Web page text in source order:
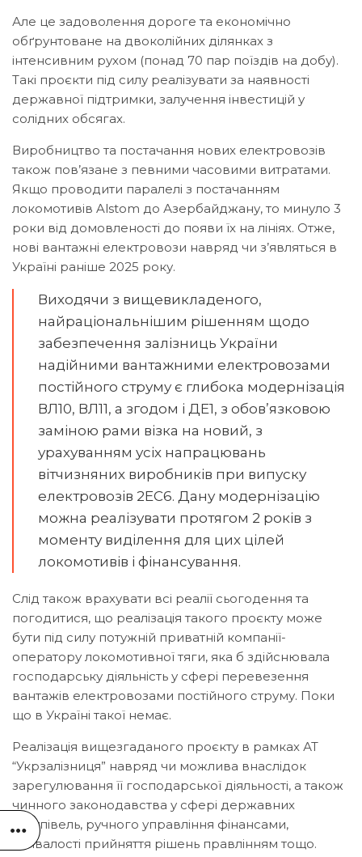
Але це задоволення дороге та економічно
обґрунтоване на двоколійних ділянках з
інтенсивним рухом (понад 70 пар поїздів на добу).
Такі проєкти під силу реалізувати за наявності
державної підтримки, залучення інвестицій у
солідних обсягах.
Виробництво та постачання нових електровозів
також пов’язане з певними часовими витратами.
Якщо проводити паралелі з постачанням
локомотивів Alstom до Азербайджану, то минуло 3
роки від домовленості до появи їх на лініях. Отже,
нові вантажні електровози навряд чи з’являться в
Україні раніше 2025 року.
Виходячи з вищевикладеного,
найраціональнішим рішенням щодо
забезпечення залізниць України
надійними вантажними електровозами
постійного струму є глибока модернізація
ВЛ10, ВЛ11, а згодом і ДЕ1, з обов’язковою
заміною рами візка на новий, з
урахуванням усіх напрацювань
вітчизняних виробників при випуску
електровозів 2ЕС6. Дану модернізацію
можна реалізувати протягом 2 років з
моменту виділення для цих цілей
локомотивів і фінансування.
Слід також врахувати всі реалії сьогодення та
погодитися, що реалізація такого проєкту може
бути під силу потужній приватній компанії-
оператору локомотивної тяги, яка б здійснювала
господарську діяльність у сфері перевезення
вантажів електровозами постійного струму. Поки
що в Україні такої немає.
Реалізація вищезгаданого проєкту в рамках АТ
“Укрзалізниця” навряд чи можлива внаслідок
зарегулювання її господарської діяльності, а також
чинного законодавства у сфері державних
закупівель, ручного управління фінансами,
тривалості прийняття рішень правлінням тощо.